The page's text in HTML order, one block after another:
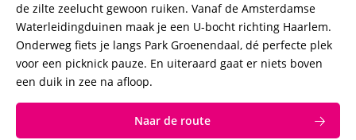
de zilte zeelucht gewoon ruiken. Vanaf de Amsterdamse
Waterleidingduinen maak je een U-bocht richting Haarlem.
Onderweg fiets je langs Park Groenendaal, dé perfecte plek
voor een picknick pauze. En uiteraard gaat er niets boven
een duik in zee na afloop.
Naar de route